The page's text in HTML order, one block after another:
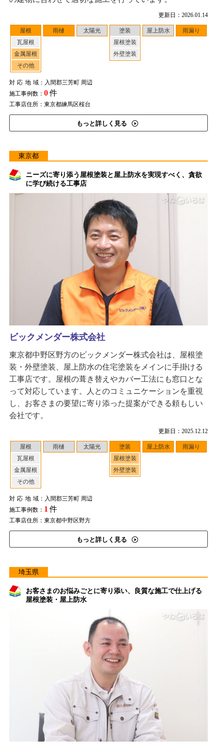
更新日：2026.01.14
屋根
瓦屋根
金属屋根
その他
雨樋 太陽光
塗装
屋根塗装
外壁塗装
屋上防水 雨漏り
対応地域：入間郡三芳町 周辺
施工事例数： 0件
工事店住所：東京都練馬区桜台
もっと詳しく見る
東京都
ニーズに寄り添う屋根塗装と屋上防水を実現すべく、貪欲
に学び続ける工事店
更新日：2025.12.12
屋根
瓦屋根
金属屋根
その他
雨樋 太陽光
塗装
屋根塗装
外壁塗装
屋上防水 雨漏り
対応地域：入間郡三芳町 周辺
施工事例数： 1 件
工事店住所：東京都中野区野方
もっと詳しく見る
ビックメンダー株式会社
東京都中野区野方のビックメンダー株式会社は、屋根塗
装・外壁塗装、屋上防水の住宅塗装をメインに手掛ける
工事店です。屋根の葺き替えやカバー工法にも窓口とな
って対応しています。人とのコミュニケーションを重視
し、お客さまの要望に寄り添った提案ができる頼もしい
会社です。
埼玉県
お客さまのお悩みごとに寄り添い、良質な施工で仕上げる
屋根塗装・屋上防水